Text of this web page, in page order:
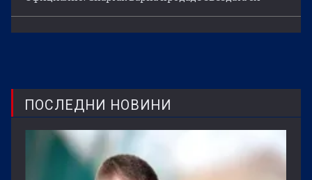
ПОСЛЕДНИ НОВИНИ